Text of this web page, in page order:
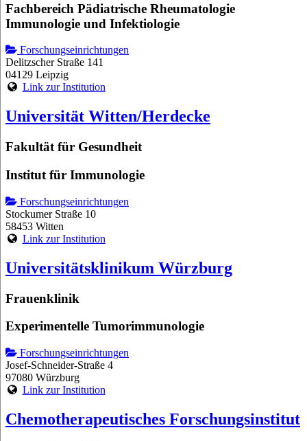
Fachbereich Pädiatrische Rheumatologie
Immunologie und Infektiologie
Forschungseinrichtungen
Delitzscher Straße 141
04129 Leipzig
Link zur Institution
Universität Witten/Herdecke
Fakultät für Gesundheit
Institut für Immunologie
Forschungseinrichtungen
Stockumer Straße 10
58453 Witten
Link zur Institution
Universitätsklinikum Würzburg
Frauenklinik
Experimentelle Tumorimmunologie
Forschungseinrichtungen
Josef-Schneider-Straße 4
97080 Würzburg
Link zur Institution
Chemotherapeutisches Forschungsinstitut